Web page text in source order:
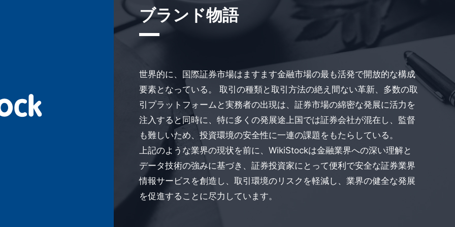
ブランド物語
世界的に、国際証券市場はますます金融市場の最も活発で開放的な構成
要素となっている。 取引の種類と取引方法の絶え間ない革新、多数の取
引プラットフォームと実務者の出現は、証券市場の綿密な発展に活力を
注入すると同時に、特に多くの発展途上国では証券会社が混在し、監督
も難しいため、投資環境の安全性に一連の課題をもたらしている。
上記のような業界の現状を前に、WikiStockは金融業界への深い理解と
データ技術の強みに基づき、証券投資家にとって便利で安全な証券業界
情報サービスを創造し、取引環境のリスクを軽減し、業界の健全な発展
を促進することに尽力しています。